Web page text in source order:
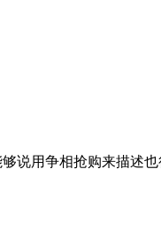
用争相抢购来描述也